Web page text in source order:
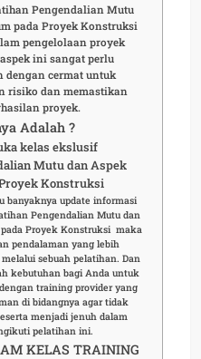
Pengendalian Mutu
pada Proyek Konstruksi
pengelolaan proyek
ini sangat perlu
dengan cermat untuk
risiko dan memastikan
proyek.
Adalah ?
kelas ekslusif
Mutu dan Aspek
Konstruksi
banyaknya update informasi
Pengendalian Mutu dan
Proyek Konstruksi maka
pendalaman yang lebih
sebuah pelatihan. Dan
kebutuhan bagi Anda untuk
training provider yang
di bidangnya agar tidak
menjadi jenuh dalam
pelatihan ini.
KELAS TRAINING